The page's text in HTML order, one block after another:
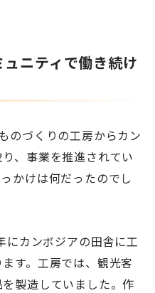
ニティで働き続け
のづくりの工房からカン
、事業を推進されてい
かけは何だったのでし
カンボジアの田舎に工
す。工房では、観光客
製造していました。作